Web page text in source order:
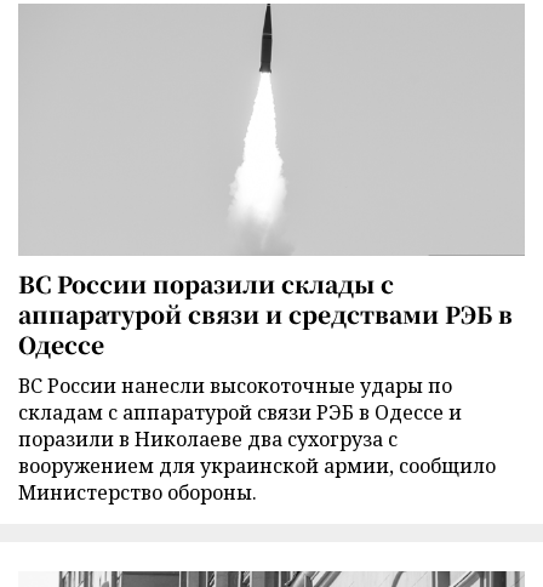
ВС России поразили склады с
аппаратурой связи и средствами РЭБ в
Одессе
ВС России нанесли высокоточные удары по
складам с аппаратурой связи РЭБ в Одессе и
поразили в Николаеве два сухогруза с
вооружением для украинской армии, сообщило
Министерство обороны.